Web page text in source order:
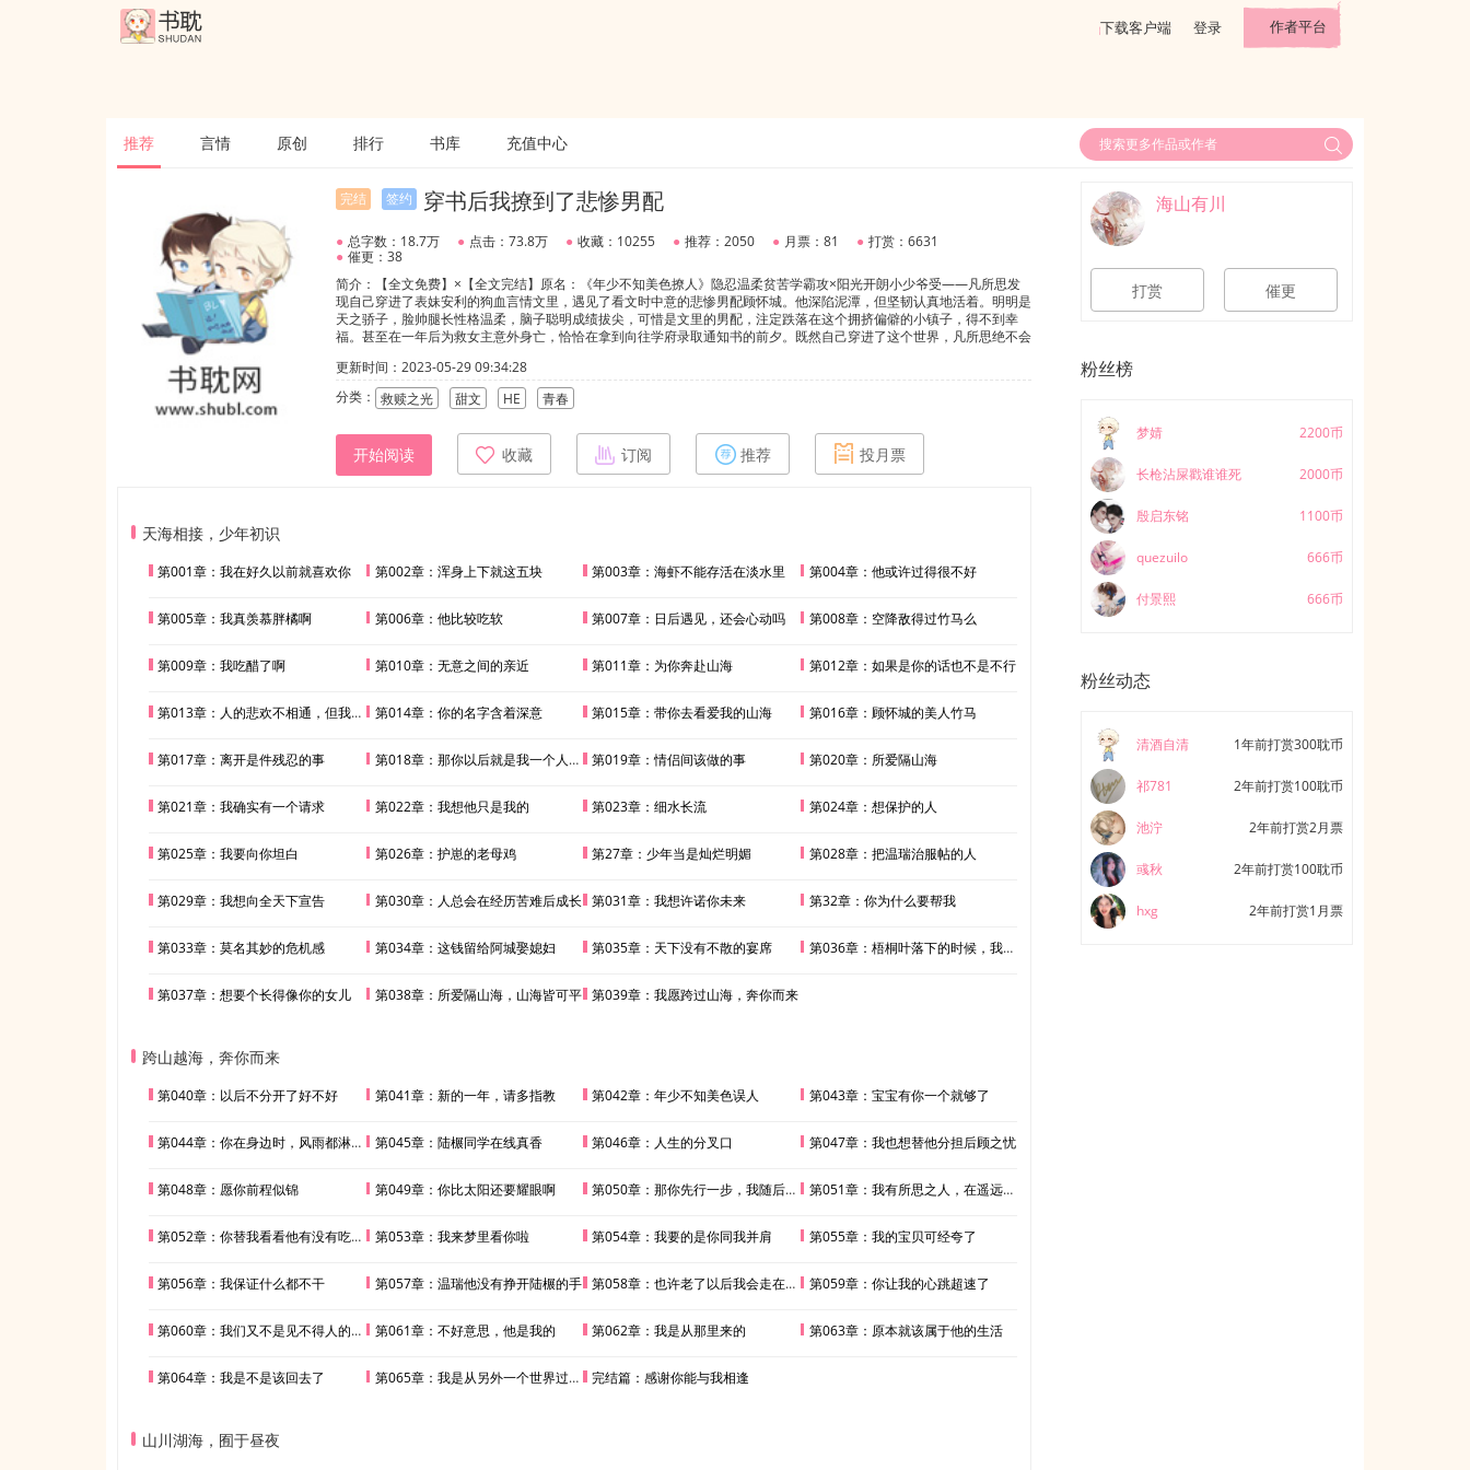
下载客户端 登录 作者平台
推荐 言情 原创 排行 书库 充值中心
完结 签约 穿书后我撩到了悲惨男配
● 总字数：18.7万 ● 点击：73.8万 ● 收藏：10255 ● 推荐：2050 ● 月票：81 ● 打赏：6631
● 催更：38
简介：【全文免费】×【全文完结】原名：《年少不知美色撩人》隐忍温柔贫苦学霸攻×阳光开朗小少爷受——凡所思发
现自己穿进了表妹安利的狗血言情文里，遇见了看文时中意的悲惨男配顾怀城。他深陷泥潭，但坚韧认真地活着。明明是
天之骄子，脸帅腿长性格温柔，脑子聪明成绩拔尖，可惜是文里的男配，注定跌落在这个拥挤偏僻的小镇子，得不到幸
福。甚至在一年后为救女主意外身亡，恰恰在拿到向往学府录取通知书的前夕。既然自己穿进了这个世界，凡所思绝不会
他要救顾怀城，无论是用什么方式。“阿城，我是你最好的兄弟，如果我和她掉进水里，你一定要先救我！”“阿城～谈恋爱
影响学习，但和兄弟亲热不影响！”“她是你的克星，靠近她会变得不幸。但我不一样，我是人间小锦鲤，阿城你要多和我
亲热~”“我的好阿城，以后一定会变得很有出息，离开这个偏僻狭小的县城，去更广阔的地方，过上所有人都羡慕的生
他的温暖。在顾怀城十多年的灰暗人生里，凡所思就是那束给他引路的光。
更新时间：2023-05-29 09:34:28
分类： 救赎之光 甜文 HE 青春
开始阅读 收藏 订阅 推荐 投月票
天海相接，少年初识
第001章：我在好久以前就喜欢你 第002章：浑身上下就这五块 第003章：海虾不能存活在淡水里 第004章：他或许过得很不好
第005章：我真羡慕胖橘啊 第006章：他比较吃软 第007章：日后遇见，还会心动吗 第008章：空降敌得过竹马么
第009章：我吃醋了啊 第010章：无意之间的亲近 第011章：为你奔赴山海 第012章：如果是你的话也不是不行
第013章：人的悲欢不相通，但我特别喜欢你 第014章：你的名字含着深意 第015章：带你去看爱我的山海 第016章：顾怀城的美人竹马
第017章：离开是件残忍的事 第018章：那你以后就是我一个人的了 第019章：情侣间该做的事 第020章：所爱隔山海
第021章：我确实有一个请求 第022章：我想他只是我的 第023章：细水长流 第024章：想保护的人
第025章：我要向你坦白 第026章：护崽的老母鸡 第27章：少年当是灿烂明媚 第028章：把温瑞治服帖的人
第029章：我想向全天下宣告 第030章：人总会在经历苦难后成长 第031章：我想许诺你未来 第32章：你为什么要帮我
第033章：莫名其妙的危机感 第034章：这钱留给阿城娶媳妇 第035章：天下没有不散的宴席 第036章：梧桐叶落下的时候，我也看到你了
第037章：想要个长得像你的女儿 第038章：所爱隔山海，山海皆可平 第039章：我愿跨过山海，奔你而来
跨山越海，奔你而来
第040章：以后不分开了好不好 第041章：新的一年，请多指教 第042章：年少不知美色误人 第043章：宝宝有你一个就够了
第044章：你在身边时，风雨都淋不到我 第045章：陆榐同学在线真香 第046章：人生的分叉口 第047章：我也想替他分担后顾之忧
第048章：愿你前程似锦 第049章：你比太阳还要耀眼啊 第050章：那你先行一步，我随后就来 第051章：我有所思之人，在遥远的故乡
第052章：你替我看看他有没有吃饱穿暖 第053章：我来梦里看你啦 第054章：我要的是你同我并肩 第055章：我的宝贝可经夸了
第056章：我保证什么都不干 第057章：温瑞他没有挣开陆榐的手 第058章：也许老了以后我会走在你前面 第059章：你让我的心跳超速了
第060章：我们又不是见不得人的关系 第061章：不好意思，他是我的 第062章：我是从那里来的 第063章：原本就该属于他的生活
第064章：我是不是该回去了 第065章：我是从另外一个世界过来的 完结篇：感谢你能与我相逢
山川湖海，囿于昼夜
海山有川
打赏 催更
粉丝榜
梦婧 2200币
长枪沾屎戳谁谁死 2000币
殷启东铭 1100币
quezuilo 666币
付景熙 666币
粉丝动态
清酒自清 1年前打赏300耽币
祁781 2年前打赏100耽币
池泞 2年前打赏2月票
彧秋 2年前打赏100耽币
hxg 2年前打赏1月票